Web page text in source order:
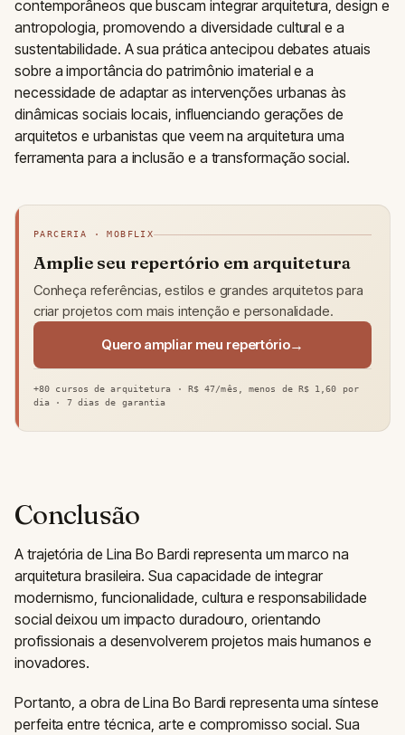
contemporâneos que buscam integrar arquitetura, design e
antropologia, promovendo a diversidade cultural e a
sustentabilidade. A sua prática antecipou debates atuais
sobre a importância do patrimônio imaterial e a
necessidade de adaptar as intervenções urbanas às
dinâmicas sociais locais, influenciando gerações de
arquitetos e urbanistas que veem na arquitetura uma
ferramenta para a inclusão e a transformação social.
PARCERIA · MOBFLIX
Amplie seu repertório em arquitetura
Conheça referências, estilos e grandes arquitetos para
criar projetos com mais intenção e personalidade.
Quero ampliar meu repertório
+80 cursos de arquitetura · R$ 47/mês, menos de R$ 1,60 por
dia · 7 dias de garantia
Conclusão
A trajetória de Lina Bo Bardi representa um marco na
arquitetura brasileira. Sua capacidade de integrar
modernismo, funcionalidade, cultura e responsabilidade
social deixou um impacto duradouro, orientando
profissionais a desenvolverem projetos mais humanos e
inovadores.
Portanto, a obra de Lina Bo Bardi representa uma síntese
perfeita entre técnica, arte e compromisso social. Sua